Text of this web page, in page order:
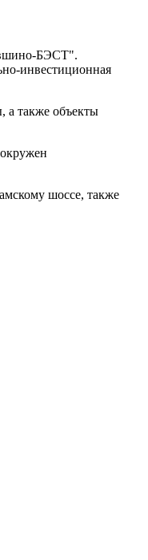
БЭСТ".
инвестиционная
а также объекты
шоссе, также